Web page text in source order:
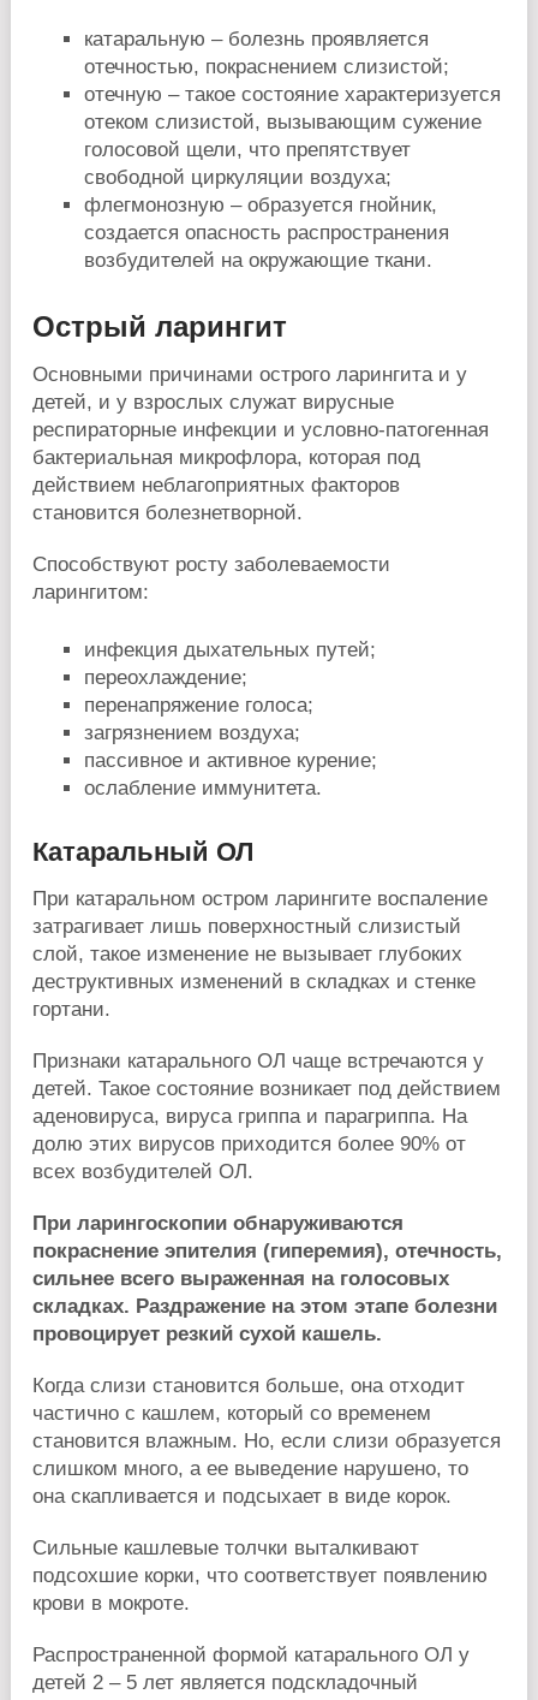
катаральную – болезнь проявляется
отечностью, покраснением слизистой;
отечную – такое состояние характеризуется
отеком слизистой, вызывающим сужение
голосовой щели, что препятствует
свободной циркуляции воздуха;
флегмонозную – образуется гнойник,
создается опасность распространения
возбудителей на окружающие ткани.
Острый ларингит
Основными причинами острого ларингита и у
детей, и у взрослых служат вирусные
респираторные инфекции и условно-патогенная
бактериальная микрофлора, которая под
действием неблагоприятных факторов
становится болезнетворной.
Способствуют росту заболеваемости
ларингитом:
инфекция дыхательных путей;
переохлаждение;
перенапряжение голоса;
загрязнением воздуха;
пассивное и активное курение;
ослабление иммунитета.
Катаральный ОЛ
При катаральном остром ларингите воспаление
затрагивает лишь поверхностный слизистый
слой, такое изменение не вызывает глубоких
деструктивных изменений в складках и стенке
гортани.
Признаки катарального ОЛ чаще встречаются у
детей. Такое состояние возникает под действием
аденовируса, вируса гриппа и парагриппа. На
долю этих вирусов приходится более 90% от
всех возбудителей ОЛ.
При ларингоскопии обнаруживаются
покраснение эпителия (гиперемия), отечность,
сильнее всего выраженная на голосовых
складках. Раздражение на этом этапе болезни
провоцирует резкий сухой кашель.
Когда слизи становится больше, она отходит
частично с кашлем, который со временем
становится влажным. Но, если слизи образуется
слишком много, а ее выведение нарушено, то
она скапливается и подсыхает в виде корок.
Сильные кашлевые толчки выталкивают
подсохшие корки, что соответствует появлению
крови в мокроте.
Распространенной формой катарального ОЛ у
детей 2 – 5 лет является подскладочный